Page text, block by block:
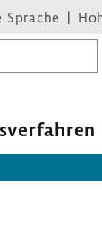
Sprache